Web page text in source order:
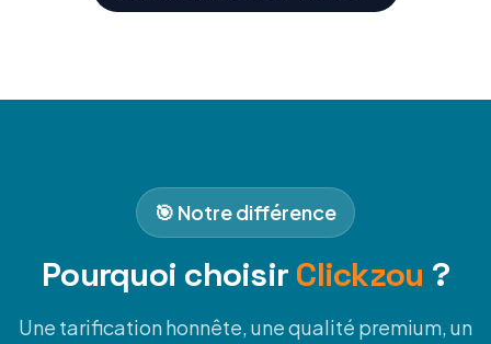
🎯 Notre différence
Pourquoi choisir Clickzou ?
Une tarification honnête, une qualité premium, un